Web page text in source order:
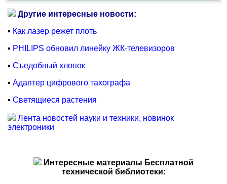
Другие интересные новости:
▪ Как лазер режет плоть
▪ PHILIPS обновил линейку ЖК-телевизоров
▪ Съедобный хлопок
▪ Адаптер цифрового тахографа
▪ Светящиеся растения
Лента новостей науки и техники, новинок
электроники
Интересные материалы Бесплатной
технической библиотеки: